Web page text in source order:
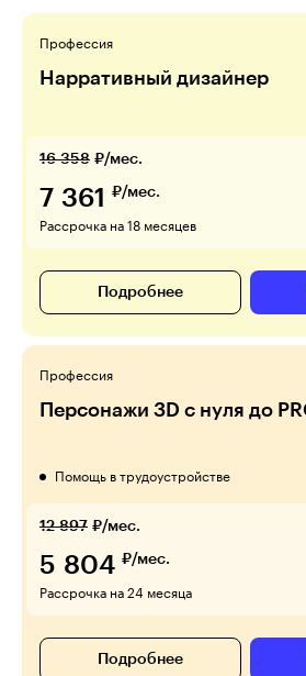
Профессия
Нарративный дизайнер
16 358 ₽/мес.
7 361 ₽/мес.
Рассрочка на 18 месяцев
Подробнее
Профессия
Персонажи 3D с нуля до
Помощь в трудоустройстве
12 897 ₽/мес.
5 804 ₽/мес.
Рассрочка на 24 месяца
Подробнее